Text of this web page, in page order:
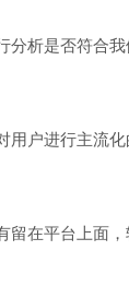
分析是否符合
户进行主流化
留在平台上面